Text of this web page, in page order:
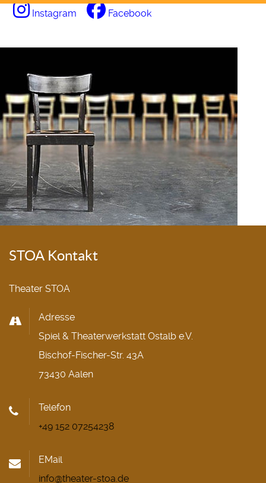
Instagram Facebook
STOA Kontakt
Theater STOA
Adresse
Spiel & Theaterwerkstatt Ostalb e.V.
Bischof-Fischer-Str. 43A
73430 Aalen
Telefon
+49 152 07254238
EMail
info@theater-stoa.de